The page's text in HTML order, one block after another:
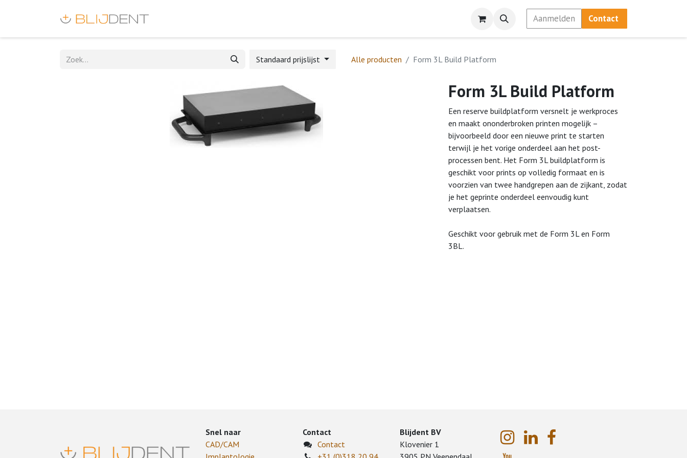
Aanmelden Contact
Standaard prijslijst Alle producten Form 3L Build Platform
Form 3L Build Platform
Een reserve buildplatform versnelt je werkproces
en maakt ononderbroken printen mogelijk –
bijvoorbeeld door een nieuwe print te starten
terwijl je het vorige onderdeel aan het post-
processen bent. Het Form 3L buildplatform is
geschikt voor prints op volledig formaat en is
voorzien van twee handgrepen aan de zijkant, zodat
je het geprinte onderdeel eenvoudig kunt
verplaatsen.
Geschikt voor gebruik met de Form 3L en Form
3BL.
Snel naar
CAD/CAM
Contact
Contact
Blijdent BV
Klovenier 1